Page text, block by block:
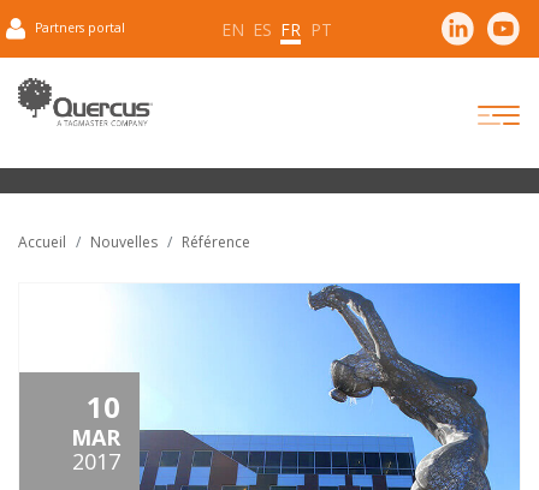
Partners portal EN ES FR PT
Accueil Nouvelles Référence
10
MAR
2017